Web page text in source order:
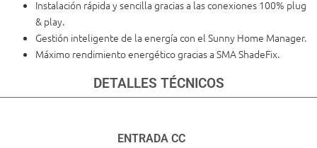
Instalación rápida y sencilla gracias a las conexiones 100% plug
& play.
Gestión inteligente de la energía con el Sunny Home Manager.
Máximo rendimiento energético gracias a SMA ShadeFix.
DETALLES TÉCNICOS
ENTRADA CC